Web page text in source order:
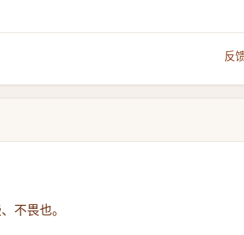
反
不畏也。